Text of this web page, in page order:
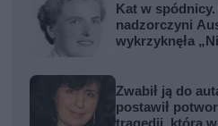
Kat w
nadzorczyni
wykrzyknęła
Zwabił ją do
postawił